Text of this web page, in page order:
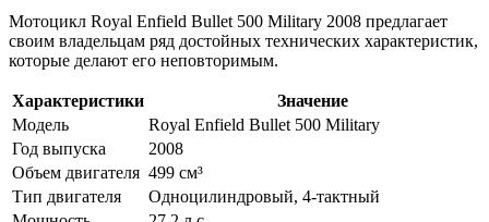
Мотоцикл Royal Enfield Bullet 500 Military 2008 предлагает
своим владельцам ряд достойных технических характеристик,
которые делают его неповторимым.
Характеристики
Значение
Модель
Royal Enfield Bullet 500 Military
Год выпуска
2008
Объем двигателя 499 см³
Тип двигателя
Одноцилиндровый, 4-тактный